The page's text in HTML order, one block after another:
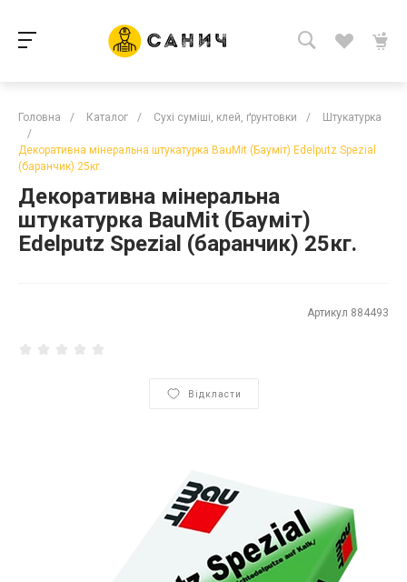
Головна / Каталог / Сухі суміші, клей, ґрунтовки /
Штукатурка
/
Декоративна мінеральна штукатурка BauMit (Бауміт) Edelputz Spezial
(баранчик) 25кг.
Декоративна мінеральна
штукатурка BauMit (Бауміт)
Edelputz Spezial (баранчик) 25кг.
Артикул 884493
Відкласти